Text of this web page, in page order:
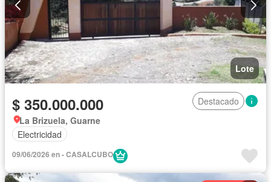
Lote
$ 350.000.000
Destacado
La Brizuela, Guarne
Electricidad
09/06/2026 en - CASALCUBO